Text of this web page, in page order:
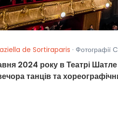
de Sortiraparis · Фотографії
2024 року в Театрі
танців та